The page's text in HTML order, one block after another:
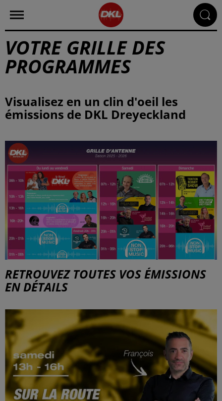
VOTRE GRILLE DES
PROGRAMMES
Visualisez en un clin d'oeil les
émissions de DKL Dreyeckland
RETROUVEZ TOUTES VOS ÉMISSIONS
EN DÉTAILS